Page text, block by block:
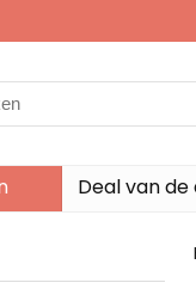
Deal van de